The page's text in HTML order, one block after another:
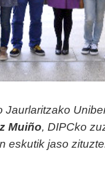
Jaurlaritzako
Muiño, DIPCko
eskutik jaso